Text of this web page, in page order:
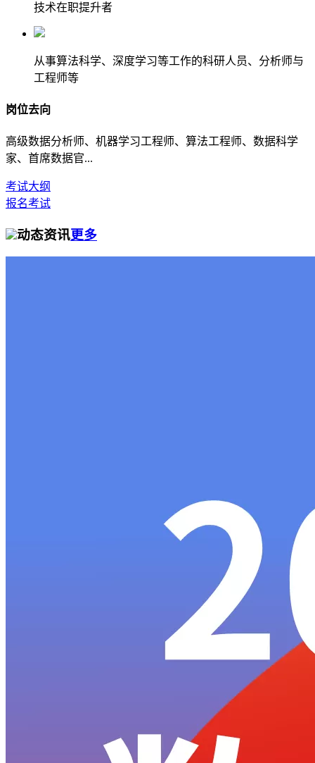
技术在职提升者
从事算法科学、深度学习等工作的科研人员、分析师与
工程师等
岗位去向
高级数据分析师、机器学习工程师、算法工程师、数据科学
家、首席数据官...
考试大纲
报名考试
动态资讯更多